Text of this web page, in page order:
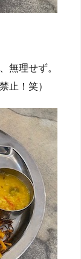
無理せず。
止！笑）